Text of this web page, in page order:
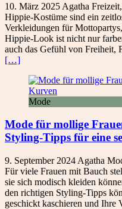
10. März 2025 Agatha Freizeit,
Hippie-Kostüme sind ein
Verkleidungen für
Hippie-Look ist nicht nur
auch das Gefühl von Freiheit,
[…]
Mode
Mode für mollige
Styling-Tipps für eine
9. September 2024 Agatha
Für viele Frauen mit Bauch
sie sich modisch kleiden
den richtigen Styling-Tipps
geschickt kaschieren und Ihre